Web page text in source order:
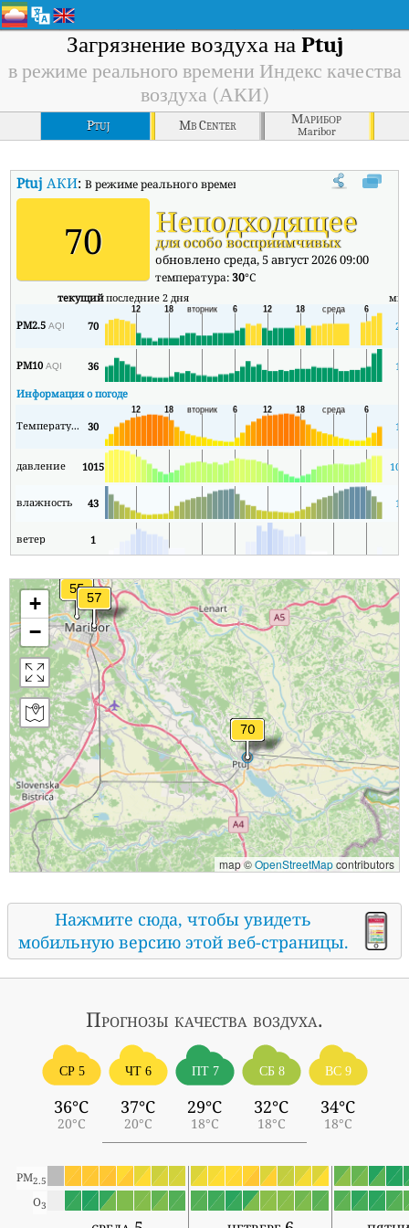
Загрязнение воздуха на Ptuj
в режиме реального времени Индекс качества
воздуха (АКИ)
Ptuj Mb Center Марибор
Maribor
Ptuj АКИ:В режиме реального времени Индекс качества воздуха
70 Неподходящее
для особо восприимчивых
обновлено среда, 5 август 2026 09:00
температура:30°C
текущийпоследние 2 дня
PM2.5AQI 70 25
PM10AQI 36
10
Информация о погоде
Температура 30 19
давление 1015
влажность 43 17
ветер 1
+
−
map ©OpenStreetMapcontributors
Нажмите сюда, чтобы увидеть
мобильную версию этой веб-страницы.
Прогнозы качества воздуха.
СР 5
36°C
20°C
ЧТ 6
37°C
20°C
ПТ 7
29°C
18°C
СБ 8
32°C
18°C
ВС 9
34°C
18°C
PM2.5
O3